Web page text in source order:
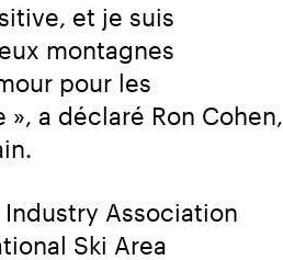
et je suis
montagnes
pour les
a déclaré Ron Cohen,
Association
Ski Area